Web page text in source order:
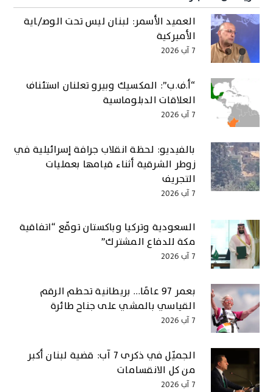
العميد الأسمر: لبنان ليس تحت الوصـ/ـاية
الأميركية
7 آب 2026
“أ.ف.ب”: المكسيك وبيرو تعلنان استئناف
العلاقات الدبلوماسية
7 آب 2026
بالفيديو: لحظة انقلاب جرافة إسرائيلية في
زوطر الشرقية أثناء قيامها بعمليات
التجريف
7 آب 2026
السعودية وتركيا وباكستان توقّع “اتفاقية
مكة للدفاع المشترك”
7 آب 2026
بعمر 97 عامًا… بريطانية تحطم الرقم
القياسي بالمشي على جناح طائرة
7 آب 2026
الجميّل في ذكرى 7 آب: قضية لبنان أكبر
من كل الانقسامات
7 آب 2026